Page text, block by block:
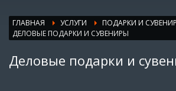
ГЛАВНАЯ УСЛУГИ
ПОДАРКИ И
ДЕЛОВЫЕ ПОДАРКИ И СУВЕНИРЫ
Деловые подарки и